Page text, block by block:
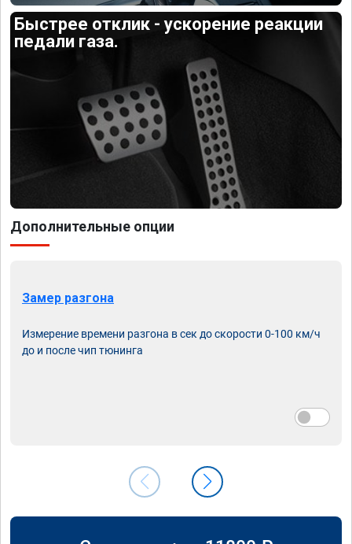
Быстрее отклик - ускорение реакции
педали газа.
Дополнительные опции
Замер разгона
Измерение времени разгона в сек до скорости 0-100 км/ч
до и после чип тюнинга